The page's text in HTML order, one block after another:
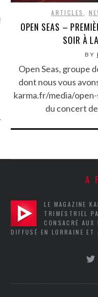
KARMA –
ANNIVERSAIRE
ARTICLES ,
OPEN SEAS –
SOIR À
BY
Open Seas, groupe
dont nous vous
karma.fr/media/
du concert
A
LE MAGAZINE
TRIMESTRIEL
CONSACRÉ AUX
DIFFUSÉ EN LORRAINE ET